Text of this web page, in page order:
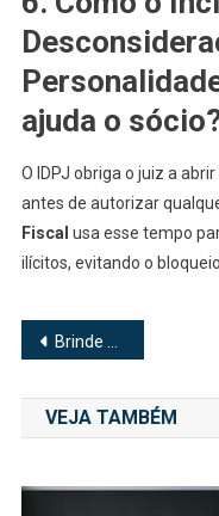
ajuda o
O IDPJ obriga o juiz a
antes de autorizar
Fiscal usa esse tempo
ilícitos, evitando o
Navegação
de
Post
Brinde Personalizado para Empresa: Estratégia que Fortalece Marcas e Ganha Espaço no Mercado
VEJA TAMBÉM